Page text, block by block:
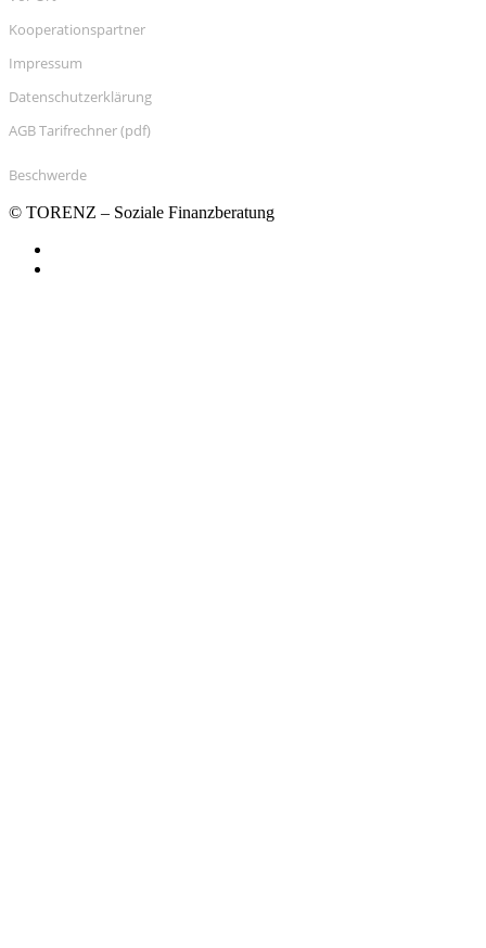
Kooperationspartner
Impressum
Datenschutzerklärung
AGB Tarifrechner (pdf)
Beschwerde
© TORENZ – Soziale Finanzberatung